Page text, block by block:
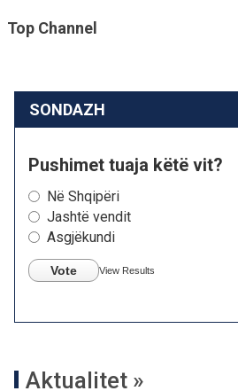
Top Channel
SONDAZH
Pushimet tuaja këtë vit?
Në Shqipëri
Jashtë vendit
Asgjëkundi
Vote View Results
Aktualitet »